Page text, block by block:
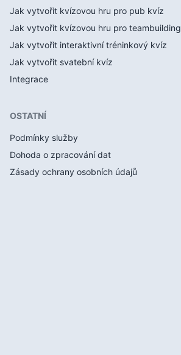
Jak vytvořit kvízovou hru pro pub kvíz
Jak vytvořit kvízovou hru pro teambuilding
Jak vytvořit interaktivní tréninkový kvíz
Jak vytvořit svatební kvíz
Integrace
OSTATNÍ
Podmínky služby
Dohoda o zpracování dat
Zásady ochrany osobních údajů